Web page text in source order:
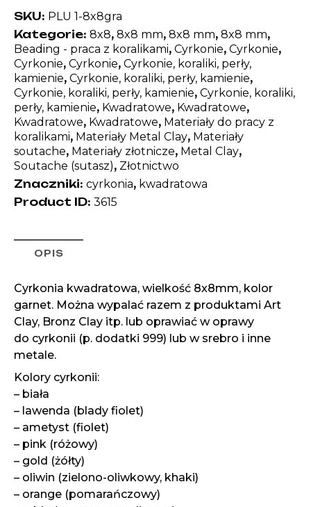
SKU: PLU 1-8x8gra
Kategorie: 8x8, 8x8 mm, 8x8 mm, 8x8 mm,
Beading - praca z koralikami, Cyrkonie, Cyrkonie,
Cyrkonie, Cyrkonie, Cyrkonie, koraliki, perły,
kamienie, Cyrkonie, koraliki, perły, kamienie,
Cyrkonie, koraliki, perły, kamienie, Cyrkonie, koraliki,
perły, kamienie, Kwadratowe, Kwadratowe,
Kwadratowe, Kwadratowe, Materiały do pracy z
koralikami, Materiały Metal Clay, Materiały
soutache, Materiały złotnicze, Metal Clay,
Soutache (sutasz), Złotnictwo
Znaczniki: cyrkonia, kwadratowa
Product ID: 3615
OPIS
Cyrkonia kwadratowa, wielkość 8x8mm, kolor
garnet. Można wypalać razem z produktami Art
Clay, Bronz Clay itp. lub oprawiać w oprawy
do cyrkonii (p. dodatki 999) lub w srebro i inne
metale.
Kolory cyrkonii:
– biała
– lawenda (blady fiolet)
– ametyst (fiolet)
– pink (różowy)
– gold (żółty)
– oliwin (zielono-oliwkowy, khaki)
– orange (pomarańczowy)